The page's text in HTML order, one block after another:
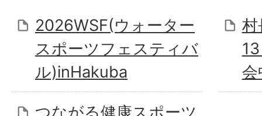
2026WSF(ウォーター
スポーツフェスティバ
ル)inHakuba
村
会
つながる健康スポーツ